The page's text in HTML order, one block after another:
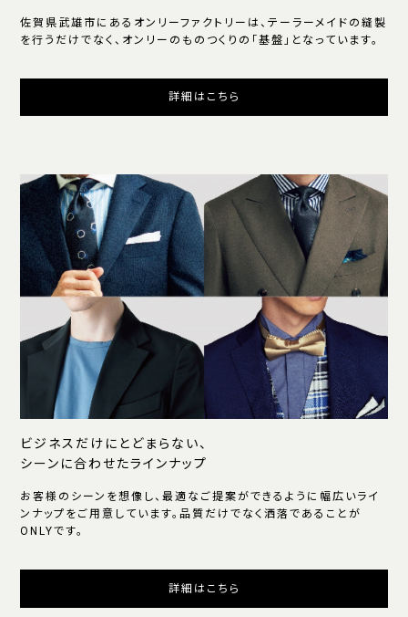
佐賀県武雄市にあるオンリーファクトリーは、テーラーメイドの縫製
を行うだけでなく、オンリーのものつくりの「基盤」となっています。
詳細はこちら
ビジネスだけにとどまらない、
シーンに合わせたラインナップ
お客様のシーンを想像し、最適なご提案ができるように幅広いライ
ンナップをご用意しています。品質だけでなく洒落であることが
ONLYです。
詳細はこちら